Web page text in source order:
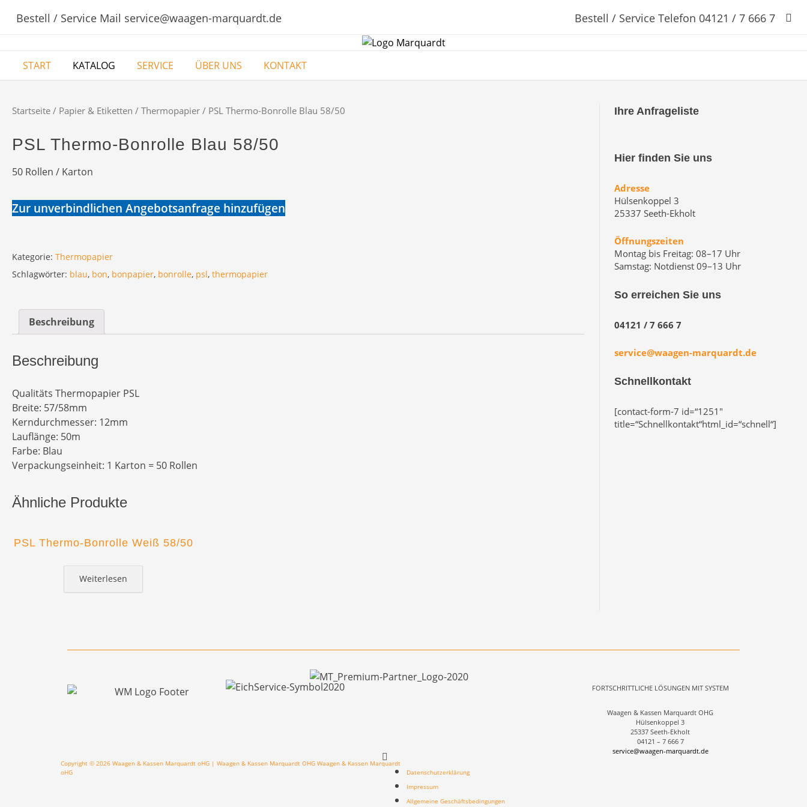
Bestell / Service Mail service@waagen-marquardt.de Bestell / Service Telefon 04121 / 7 666 7
START KATALOG SERVICE ÜBER UNS KONTAKT
Startseite / Papier & Etiketten / Thermopapier / PSL Thermo-Bonrolle Blau 58/50
PSL Thermo-Bonrolle Blau 58/50
50 Rollen / Karton
Zur unverbindlichen Angebotsanfrage hinzufügen
Kategorie: Thermopapier
Schlagwörter: blau, bon, bonpapier, bonrolle, psl, thermopapier
Beschreibung
Beschreibung
Qualitäts Thermopapier PSL
Breite: 57/58mm
Kerndurchmesser: 12mm
Lauflänge: 50m
Farbe: Blau
Verpackungseinheit: 1 Karton = 50 Rollen
Ähnliche Produkte
PSL Thermo-Bonrolle Weiß 58/50
Weiterlesen
Ihre Anfrageliste
Hier finden Sie uns
Adresse
Hülsenkoppel 3
25337 Seeth-Ekholt
Öffnungszeiten
Montag bis Freitag: 08–17 Uhr
Samstag: Notdienst 09–13 Uhr
So erreichen Sie uns
04121 / 7 666 7
service@waagen-marquardt.de
Schnellkontakt
[contact-form-7 id=“1251″
title=“Schnellkontakt“html_id=“schnell“]
FORTSCHRITTLICHE LÖSUNGEN MIT SYSTEM
Waagen & Kassen Marquardt OHG
Hülsenkoppel 3
25337 Seeth-Ekholt
04121 – 7 666 7
service@waagen-marquardt.de
Copyright © 2026 Waagen & Kassen Marquardt oHG | Waagen & Kassen Marquardt OHG Waagen & Kassen Marquardt
oHG
Datenschutzerklärung
Impressum
Allgemeine Geschäftsbedingungen